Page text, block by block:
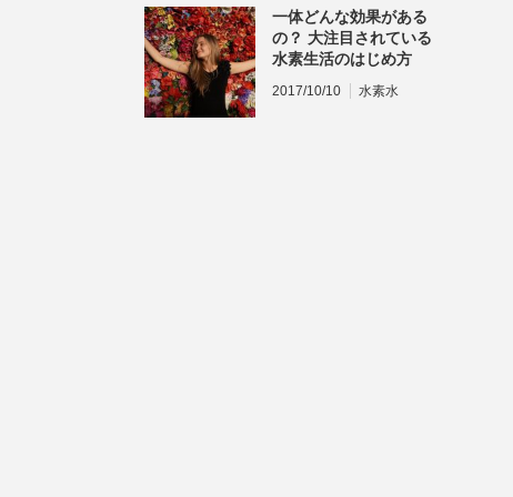
一体どんな効果がある
の？ 大注目されている
水素生活のはじめ方
2017/10/10 水素水